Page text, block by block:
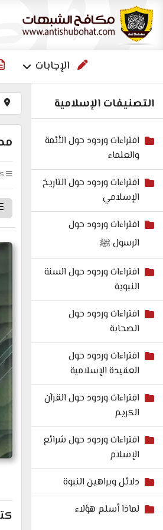
الإجابات
التصنيفات الإسلامية
افتراءات وردود حول الأئمة
والعلماء
افتراءات وردود حول التاريخ
الإسلامي
افتراءات وردود حول
الرسول ﷺ
افتراءات وردود حول السنة
النبوية
افتراءات وردود حول
الصحابة
افتراءات وردود حول
العقيدة الإسلامية
افتراءات وردود حول القرآن
الكريم
افتراءات وردود حول شرائع
الإسلام
دلائل وبراهين النبوة
لماذا أسلم هؤلاء